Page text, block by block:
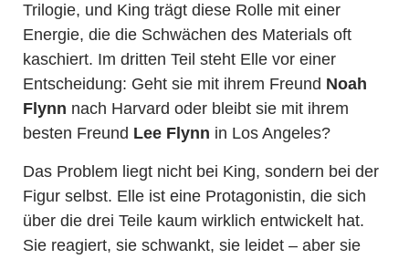
Trilogie, und King trägt diese Rolle mit einer
Energie, die die Schwächen des Materials oft
kaschiert. Im dritten Teil steht Elle vor einer
Entscheidung: Geht sie mit ihrem Freund Noah
Flynn nach Harvard oder bleibt sie mit ihrem
besten Freund Lee Flynn in Los Angeles?
Das Problem liegt nicht bei King, sondern bei der
Figur selbst. Elle ist eine Protagonistin, die sich
über die drei Teile kaum wirklich entwickelt hat.
Sie reagiert, sie schwankt, sie leidet – aber sie